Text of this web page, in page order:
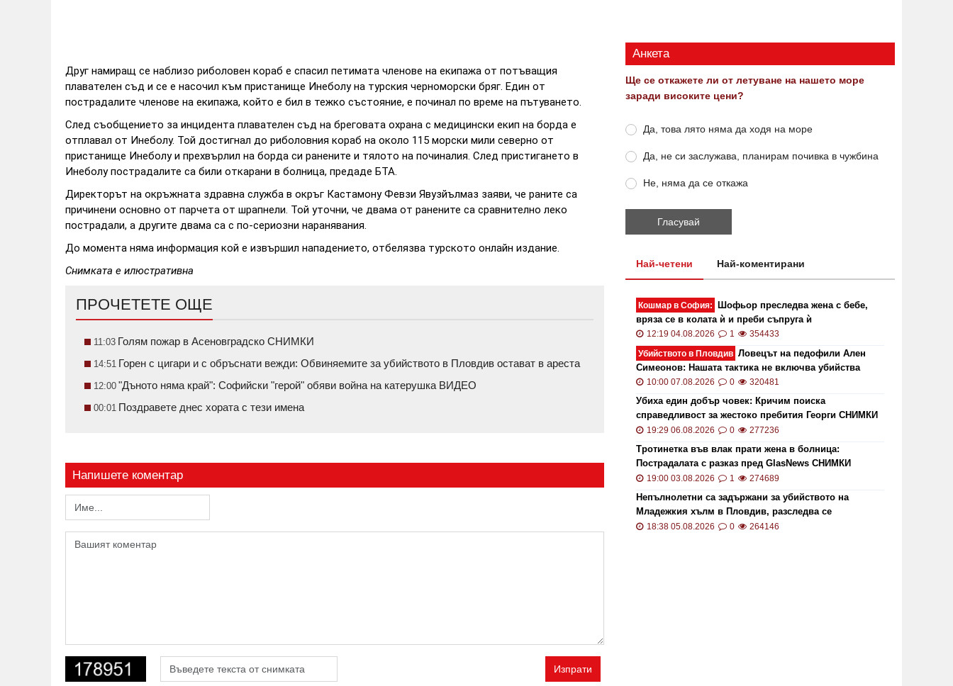
Друг намиращ се наблизо риболовен кораб е спасил петимата членове на екипажа от потъващия
плавателен съд и се е насочил към пристанище Инеболу на турския черноморски бряг. Един от
пострадалите членове на екипажа, който е бил в тежко състояние, е починал по време на пътуването.
След съобщението за инцидента плавателен съд на бреговата охрана с медицински екип на борда е
отплавал от Инеболу. Той достигнал до риболовния кораб на около 115 морски мили северно от
пристанище Инеболу и прехвърлил на борда си ранените и тялото на починалия. След пристигането в
Инеболу пострадалите са били откарани в болница, предаде БТА.
Директорът на окръжната здравна служба в окръг Кастамону Февзи Явузйълмаз заяви, че раните са
причинени основно от парчета от шрапнели. Той уточни, че двама от ранените са сравнително леко
пострадали, а другите двама са с по-сериозни наранявания.
До момента няма информация кой е извършил нападението, отбелязва турското онлайн издание.
Снимката е илюстративна
ПРОЧЕТЕТЕ ОЩЕ
11:03 Голям пожар в Асеновградско СНИМКИ
14:51 Горен с цигари и с обръснати вежди: Обвиняемите за убийството в Пловдив остават в ареста
12:00 "Дъното няма край": Софийски "герой" обяви война на катерушка ВИДЕО
00:01 Поздравете днес хората с тези имена
Напишете коментар
Изпрати
Анкета
Ще се откажете ли от летуване на нашето море
заради високите цени?
Да, това лято няма да ходя на море
Да, не си заслужава, планирам почивка в чужбина
Не, няма да се откажа
Най-четени Най-коментирани
Кошмар в София:
Шофьор преследва жена с бебе,
вряза се в колата ѝ и преби съпруга ѝ
12:19 04.08.2026 1
354433
Убийството в Пловдив Ловецът на педофили Ален
Симеонов: Нашата тактика не включва убийства
10:00 07.08.2026 0 320481
Убиха един добър човек: Кричим поиска
справедливост за жестоко пребития Георги СНИМКИ
и ВИДЕО
19:29 06.08.2026 0 277236
Тротинетка във влак прати жена в болница:
Пострадалата с разказ пред GlasNews СНИМКИ
19:00 03.08.2026 1 274689
Непълнолетни са задържани за убийството на
Младежкия хълм в Пловдив, разследва се
хомофобски мотив
18:38 05.08.2026 0 264146